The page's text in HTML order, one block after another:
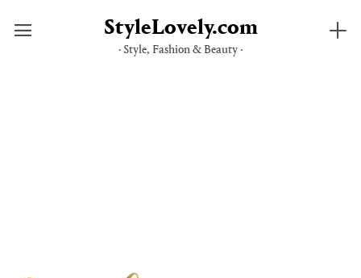
StyleLovely.com
· Style, Fashion & Beauty ·